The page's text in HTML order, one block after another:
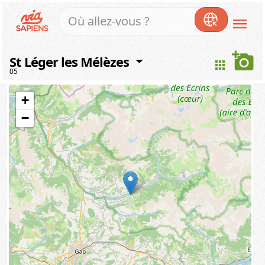
menu
St Léger les Mélèzes
05 apps add_a_photo
+
−